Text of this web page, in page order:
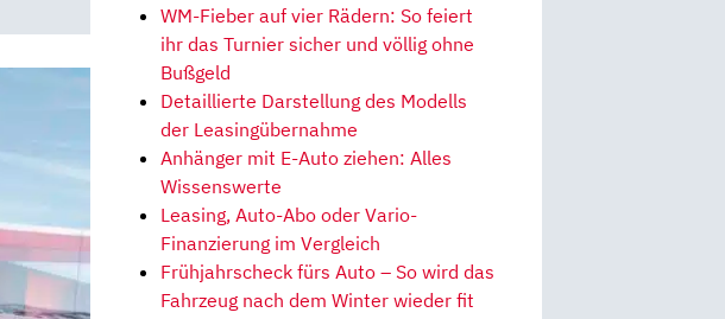
WM-Fieber auf vier Rädern: So feiert
ihr das Turnier sicher und völlig ohne
Bußgeld
Detaillierte Darstellung des Modells
der Leasingübernahme
Anhänger mit E-Auto ziehen: Alles
Wissenswerte
Leasing, Auto-Abo oder Vario-
Finanzierung im Vergleich
Frühjahrscheck fürs Auto – So wird das
Fahrzeug nach dem Winter wieder fit